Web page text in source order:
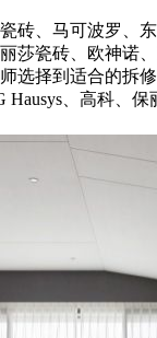
、马可波罗、东
莎瓷砖、欧神诺
选择到适合的拆
、高科、保